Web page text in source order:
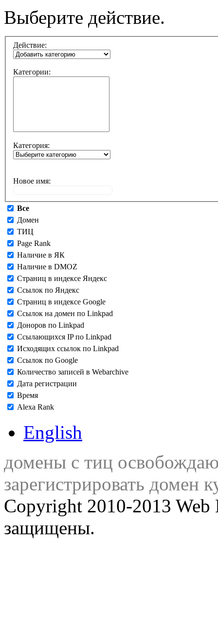
Выберите действие.
Действие:
Категории:
Категория:
Новое имя:
Все
Домен
ТИЦ
Page Rank
Наличие в ЯК
Наличие в DMOZ
Страниц в индексе Яндекс
Ссылок по Яндекс
Страниц в индексе Google
Ссылок на домен по Linkpad
Доноров по Linkpad
Ссылающихся IP по Linkpad
Исходящих ссылок по Linkpad
Ссылок по Google
Количество записей в Webarchive
Дата регистрации
Время
Alexa Rank
English
домены с тиц
зарегистрировать домен
Copyright 2010-2013 Web
защищены.